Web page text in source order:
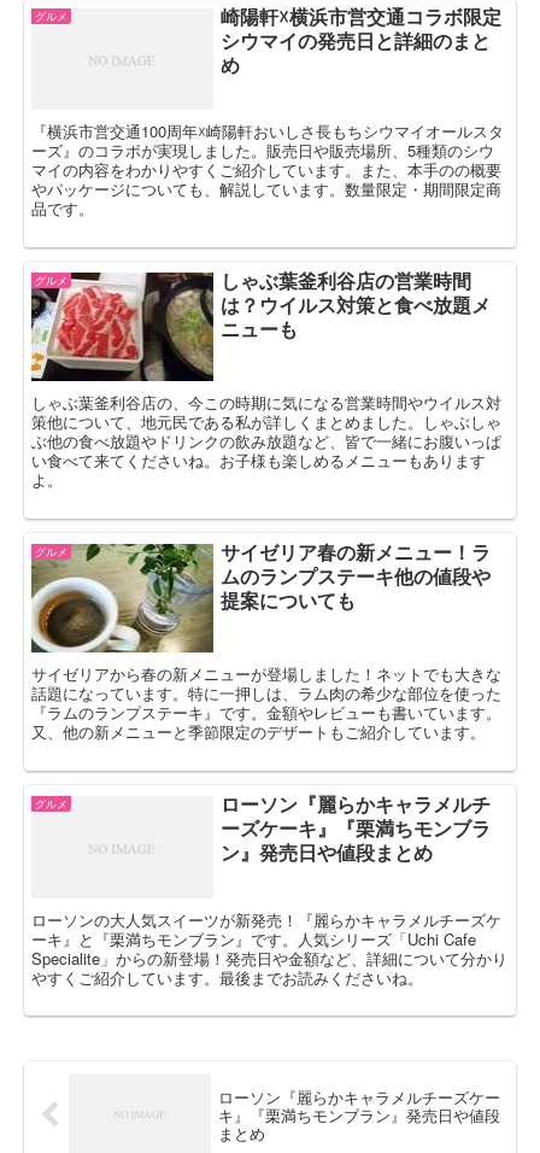
グルメ
崎陽軒☓横浜市営交通コラボ限定
シウマイの発売日と詳細のまと
め
『横浜市営交通100周年☓崎陽軒おいしさ長もちシウマイオールスタ
ーズ』のコラボが実現しました。販売日や販売場所、5種類のシウ
マイの内容をわかりやすくご紹介しています。また、本手のの概要
やパッケージについても、解説しています。数量限定・期間限定商
品です。
グルメ
しゃぶ葉釜利谷店の営業時間
は？ウイルス対策と食べ放題メ
ニューも
しゃぶ葉釜利谷店の、今この時期に気になる営業時間やウイルス対
策他について、地元民である私が詳しくまとめました。しゃぶしゃ
ぶ他の食べ放題やドリンクの飲み放題など、皆で一緒にお腹いっぱ
い食べて来てくださいね。お子様も楽しめるメニューもあります
よ。
グルメ
サイゼリア春の新メニュー！ラ
ムのランプステーキ他の値段や
提案についても
サイゼリアから春の新メニューが登場しました！ネットでも大きな
話題になっています。特に一押しは、ラム肉の希少な部位を使った
『ラムのランプステーキ』です。金額やレビューも書いています。
又、他の新メニューと季節限定のデザートもご紹介しています。
グルメ
ローソン『麗らかキャラメルチ
ーズケーキ』『栗満ちモンブラ
ン』発売日や値段まとめ
ローソンの大人気スイーツが新発売！『麗らかキャラメルチーズケ
ーキ』と『栗満ちモンブラン』です。人気シリーズ「Uchi Cafe
Specialite」からの新登場！発売日や金額など、詳細について分かり
やすくご紹介しています。最後までお読みくださいね。
ローソン『麗らかキャラメルチーズケー
キ』『栗満ちモンブラン』発売日や値段
まとめ